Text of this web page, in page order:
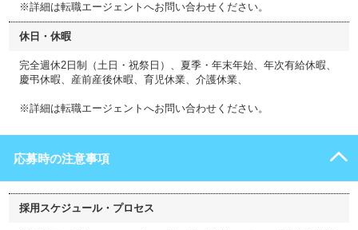
※詳細は転職エージェントへお問い合わせください。
休日・休暇
完全週休2日制（土日・祝祭日）、夏季・年末年始、年次有給休暇、
慶弔休暇、産前産後休暇、育児休業、介護休業、
※詳細は転職エージェントへお問い合わせください。
応募時の注意事項
採用スケジュール・プロセス